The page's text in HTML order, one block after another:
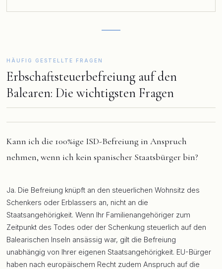
HÄUFIG GESTELLTE FRAGEN
Erbschaftsteuerbefreiung auf den
Balearen: Die wichtigsten Fragen
Kann ich die 100%ige ISD-Befreiung in Anspruch
nehmen, wenn ich kein spanischer Staatsbürger bin?
Ja. Die Befreiung knüpft an den steuerlichen Wohnsitz des
Schenkers oder Erblassers an, nicht an die
Staatsangehörigkeit. Wenn Ihr Familienangehöriger zum
Zeitpunkt des Todes oder der Schenkung steuerlich auf den
Balearischen Inseln ansässig war, gilt die Befreiung
unabhängig von Ihrer eigenen Staatsangehörigkeit. EU-Bürger
haben nach europäischem Recht zudem Anspruch auf die